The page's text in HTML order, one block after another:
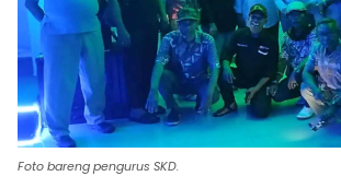
Foto bareng pengurus SKD.